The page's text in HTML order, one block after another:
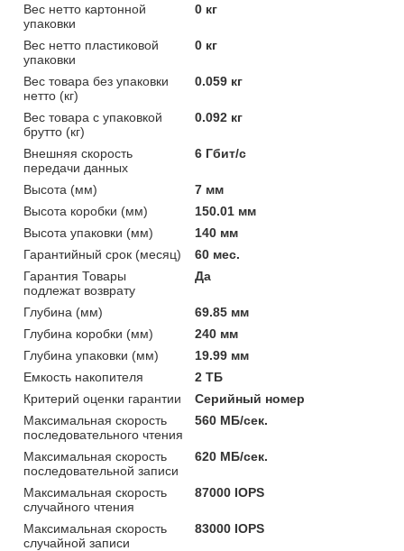
Вес нетто картонной
упаковки
0 кг
Вес нетто пластиковой
упаковки
0 кг
Вес товара без упаковки
нетто (кг)
0.059 кг
Вес товара с упаковкой
брутто (кг)
0.092 кг
Внешняя скорость
передачи данных
6 Гбит/с
Высота (мм)
7 мм
Высота коробки (мм)
150.01 мм
Высота упаковки (мм)
140 мм
Гарантийный срок (месяц)
60 мес.
Гарантия Товары
подлежат возврату
Да
Глубина (мм)
69.85 мм
Глубина коробки (мм)
240 мм
Глубина упаковки (мм)
19.99 мм
Емкость накопителя
2 ТБ
Критерий оценки гарантии
Серийный номер
Максимальная скорость
последовательного чтения
560 МБ/сек.
Максимальная скорость
последовательной записи
620 МБ/сек.
Максимальная скорость
случайного чтения
87000 IOPS
Максимальная скорость
случайной записи
83000 IOPS